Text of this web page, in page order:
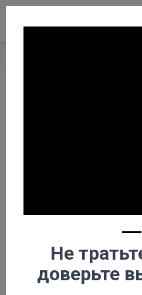
—
Не
доверьте